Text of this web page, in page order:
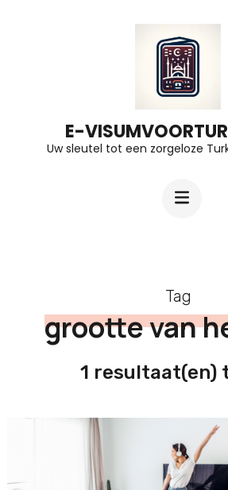
E-
Uw sleutel tot een zorgeloze
Tag
grootte van
1 resultaat(en)